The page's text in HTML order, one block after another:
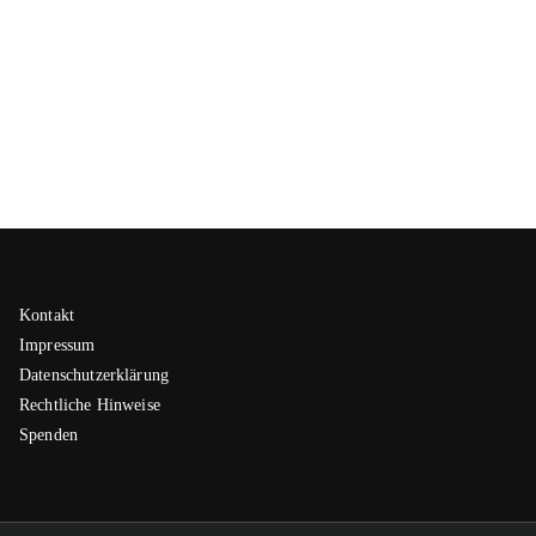
Kontakt
Impressum
Datenschutzerklärung
Rechtliche Hinweise
Spenden